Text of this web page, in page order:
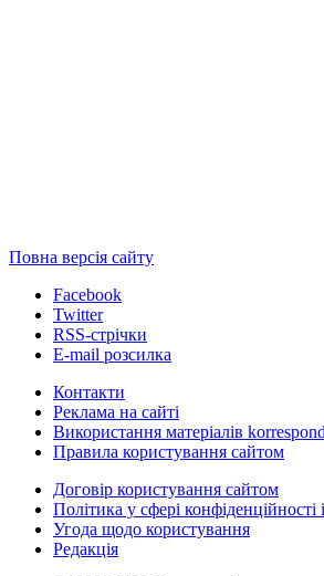
Повна версія сайту
Facebook
Twitter
RSS-стрічки
E-mail розсилка
Контакти
Реклама на сайті
Використання матеріалів
Правила користування сайтом
Договір користування сайтом
Політика у сфері
Угода щодо користування
Редакція